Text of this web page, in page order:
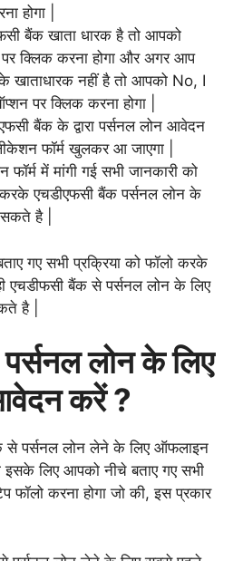
होगा |
बैंक खाता धारक है तो आपको
क्लिक करना होगा और अगर आप
खाताधारक नहीं है तो आपको No, I
पर क्लिक करना होगा |
बैंक के द्वारा पर्सनल लोन आवेदन
फॉर्म खुलकर आ जाएगा |
में मांगी गई सभी जानकारी को
एचडीएफसी बैंक पर्सनल लोन के
है |
गए सभी प्रक्रिया को फॉलो करके
एचडीफसी बैंक से पर्सनल लोन के लिए
है |
लोन के लिए
करें ?
से पर्सनल लोन लेने के लिए ऑफलाइन
लिए आपको नीचे बताए गए सभी
फॉलो करना होगा जो की, इस प्रकार